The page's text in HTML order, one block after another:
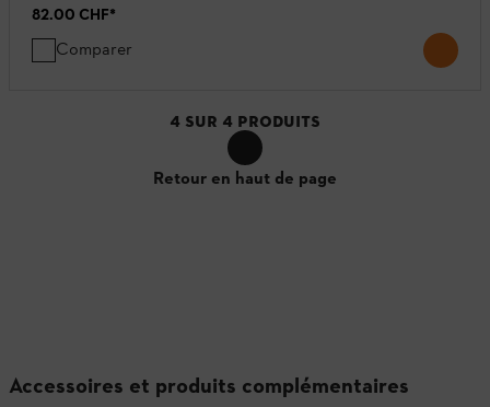
82.00 CHF*
Comparer
4 SUR 4 PRODUITS
Retour en haut de page
Accessoires et produits complémentaires